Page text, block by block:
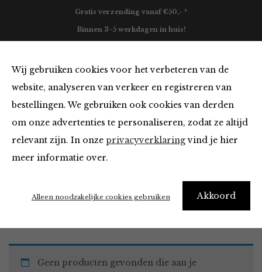
Wij gebruiken cookies voor het verbeteren van de
website, analyseren van verkeer en registreren van
bestellingen. We gebruiken ook cookies van derden
om onze advertenties te personaliseren, zodat ze altijd
relevant zijn. In onze privacyverklaringvind je hier
meer informatie over.
Akkoord
Alleen noodzakelijke cookies gebruiken
Gratis verzending vanaf €50,- *
Binnen 3-5 werkdagen in huis!
Tops en Blouses van
Home Winkel Kleding Tops en Blouses
Geen producten gevonden die aan je